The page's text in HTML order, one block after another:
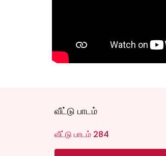
வீட்டு பாடம்
வீட்டு பாடம் 284